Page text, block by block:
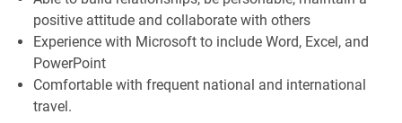
positive attitude and collaborate with others
Experience with Microsoft to include Word, Excel, and
PowerPoint
Comfortable with frequent national and international
travel.